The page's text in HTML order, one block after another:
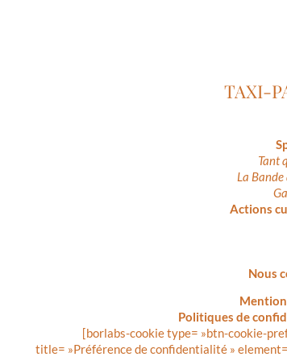
TAXI-
Tant
La
Actions
Nous
Politiques de
[borlabs-cookie type= »btn-cookie-
title= »Préférence de confidentialité »